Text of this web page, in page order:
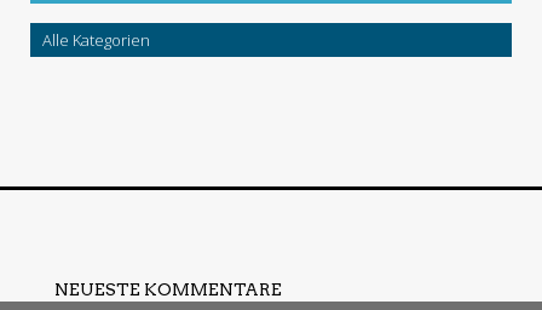
Alle Kategorien
NEUESTE KOMMENTARE